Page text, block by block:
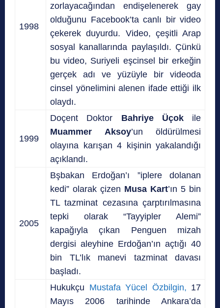
1998
zorlayacağından endişelenerek gay
olduğunu Facebook’ta canlı bir video
çekerek duyurdu. Video, çeşitli Arap
sosyal kanallarında paylaşıldı. Çünkü
bu video, Suriyeli eşcinsel bir erkeğin
gerçek adı ve yüzüyle bir videoda
cinsel yönelimini alenen ifade ettiği ilk
olaydı.
1999
Doçent Doktor Bahriye Üçokile
Muammer Aksoy’un öldürülmesi
olayına karışan 4 kişinin yakalandığı
açıklandı.
2005
Bşbakan Erdoğan’ı ”iplere dolanan
kedi” olarak çizen Musa Kart’ın 5 bin
TL tazminat cezasına çarptırılmasına
tepki olarak “Tayyipler Alemi”
kapağıyla çıkan Penguen mizah
dergisi aleyhine Erdoğan’ın açtığı 40
bin TL’lık manevi tazminat davası
başladı.
Hukukçu Mustafa Yücel Özbilgin, 17
Mayıs 2006 tarihinde Ankara’da